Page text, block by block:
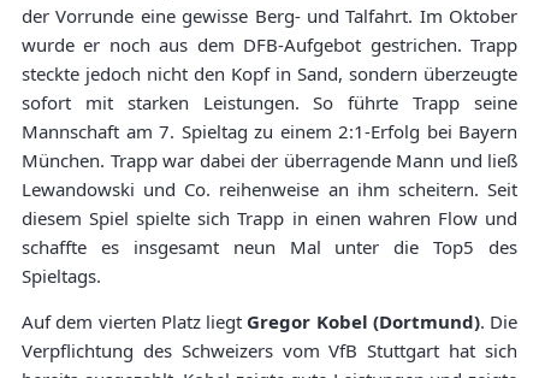
der Vorrunde eine gewisse Berg- und Talfahrt. Im Oktober
wurde er noch aus dem DFB-Aufgebot gestrichen. Trapp
steckte jedoch nicht den Kopf in Sand, sondern überzeugte
sofort mit starken Leistungen. So führte Trapp seine
Mannschaft am 7. Spieltag zu einem 2:1-Erfolg bei Bayern
München. Trapp war dabei der überragende Mann und ließ
Lewandowski und Co. reihenweise an ihm scheitern. Seit
diesem Spiel spielte sich Trapp in einen wahren Flow und
schaffte es insgesamt neun Mal unter die Top5 des
Spieltags.
Auf dem vierten Platz liegt Gregor Kobel (Dortmund). Die
Verpflichtung des Schweizers vom VfB Stuttgart hat sich